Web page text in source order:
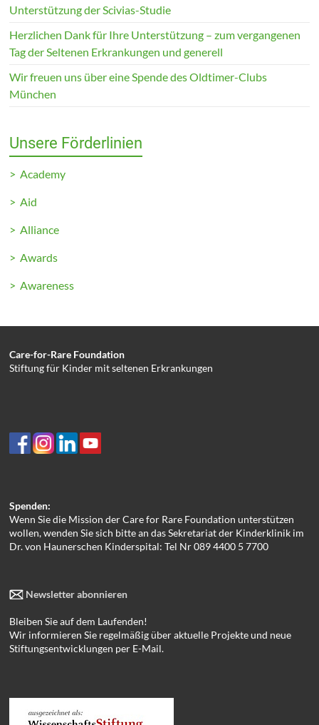
Unterstützung der Scivias-Studie
Herzlichen Dank für Ihre Unterstützung – zum vergangenen
Tag der Seltenen Erkrankungen und generell
Wir freuen uns über eine Spende des Oldtimer-Clubs
München
Unsere Förderlinien
> Academy
> Aid
> Alliance
> Awards
> Awareness
Care-for-Rare Foundation
Stiftung für Kinder mit seltenen Erkrankungen
Spenden:
Wenn Sie die Mission der Care for Rare Foundation unterstützen
wollen, wenden Sie sich bitte an das Sekretariat der Kinderklinik im
Dr. von Haunerschen Kinderspital: Tel Nr 089 4400 5 7700
Newsletter abonnieren
Bleiben Sie auf dem Laufenden!
Wir informieren Sie regelmäßig über aktuelle Projekte und neue
Stiftungsentwicklungen per E-Mail.